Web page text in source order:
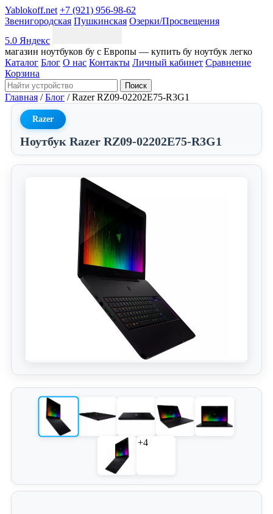
Yablokoff.net +7 (921) 956-98-62
Звенигородская Пушкинская Озерки/Просвещения
5.0 Яндекс
магазин ноутбуков бу с Европы — купить бу ноутбук легко
Каталог Блог О нас Контакты Личный кабинет Сравнение
Корзина
Поиск
Главная / Блог / Razer RZ09-02202E75-R3G1
Razer
Ноутбук Razer RZ09-02202E75-R3G1
+4